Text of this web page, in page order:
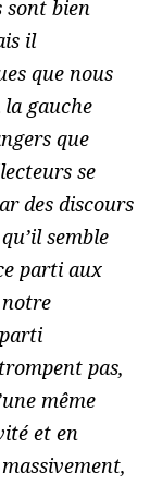
sont bien
il
que nous
gauche
que
se
des discours
semble
parti aux
notre
pas,
même
et en